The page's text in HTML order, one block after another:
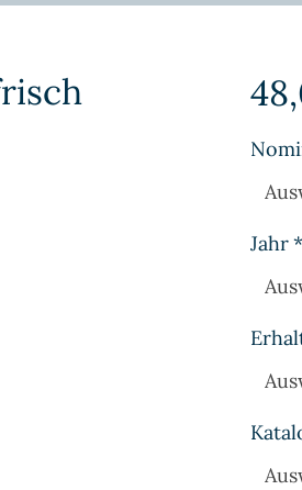
Jahr*